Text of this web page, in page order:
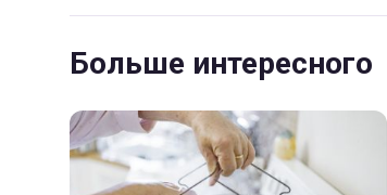
Больше интересного